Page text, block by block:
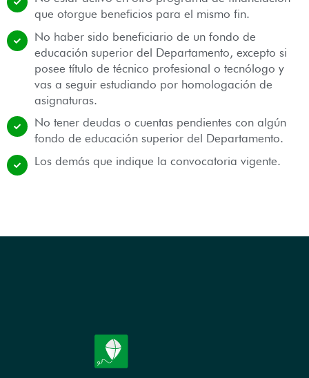
que otorgue beneficios para el mismo fin.
No haber sido beneficiario de un fondo de
educación superior del Departamento, excepto si
posee título de técnico profesional o tecnólogo y
vas a seguir estudiando por homologación de
asignaturas.
No tener deudas o cuentas pendientes con algún
fondo de educación superior del Departamento.
Los demás que indique la convocatoria vigente.